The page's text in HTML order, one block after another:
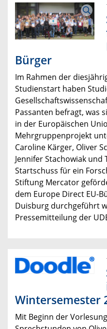
Bürger
Im Rahmen der
Studienstart haben
Passanten befragt, was
in der Europäischen
Mehrgruppenprojekt
Caroline Kärger, Oliver
Jennifer Stachowiak
Startschuss für ein
Stiftung Mercator
dem Europe Direct EU-
Duisburg durchgeführt
Pressemitteilung der
Wintersemester
Mit Beginn der